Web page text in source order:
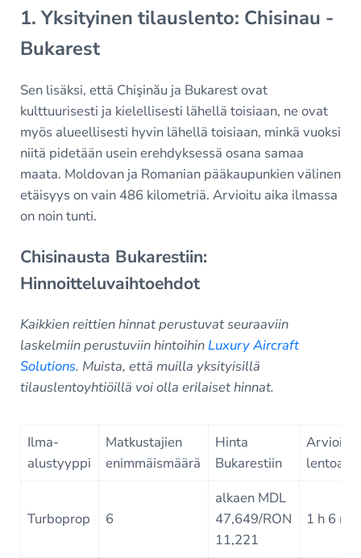
1. Yksityinen tilauslento: Chisinau -
Bukarest
Sen lisäksi, että Chişinău ja Bukarest ovat
kulttuurisesti ja kielellisesti lähellä toisiaan, ne ovat
myös alueellisesti hyvin lähellä toisiaan, minkä vuoksi
niitä pidetään usein erehdyksessä osana samaa
maata. Moldovan ja Romanian pääkaupunkien välinen
etäisyys on vain 486 kilometriä. Arvioitu aika ilmassa
on noin tunti.
Chisinausta Bukarestiin:
Hinnoitteluvaihtoehdot
Kaikkien reittien hinnat perustuvat seuraaviin
laskelmiin perustuviin hintoihinLuxury Aircraft
Solutions. Muista, että muilla yksityisillä
tilauslentoyhtiöillä voi olla erilaiset hinnat.
Ilma-
alustyyppi
Matkustajien
enimmäismäärä
Hinta
Bukarestiin
Arvioitu
lentoaika
Turboprop 6
alkaen MDL
47,649/RON
11,221
1 h 6 min